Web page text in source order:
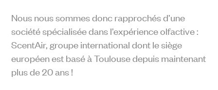
Nous nous sommes donc rapprochés d’une
société spécialisée dans l’expérience olfactive :
ScentAir, groupe international dont le siège
européen est basé à Toulouse depuis maintenant
plus de 20 ans !